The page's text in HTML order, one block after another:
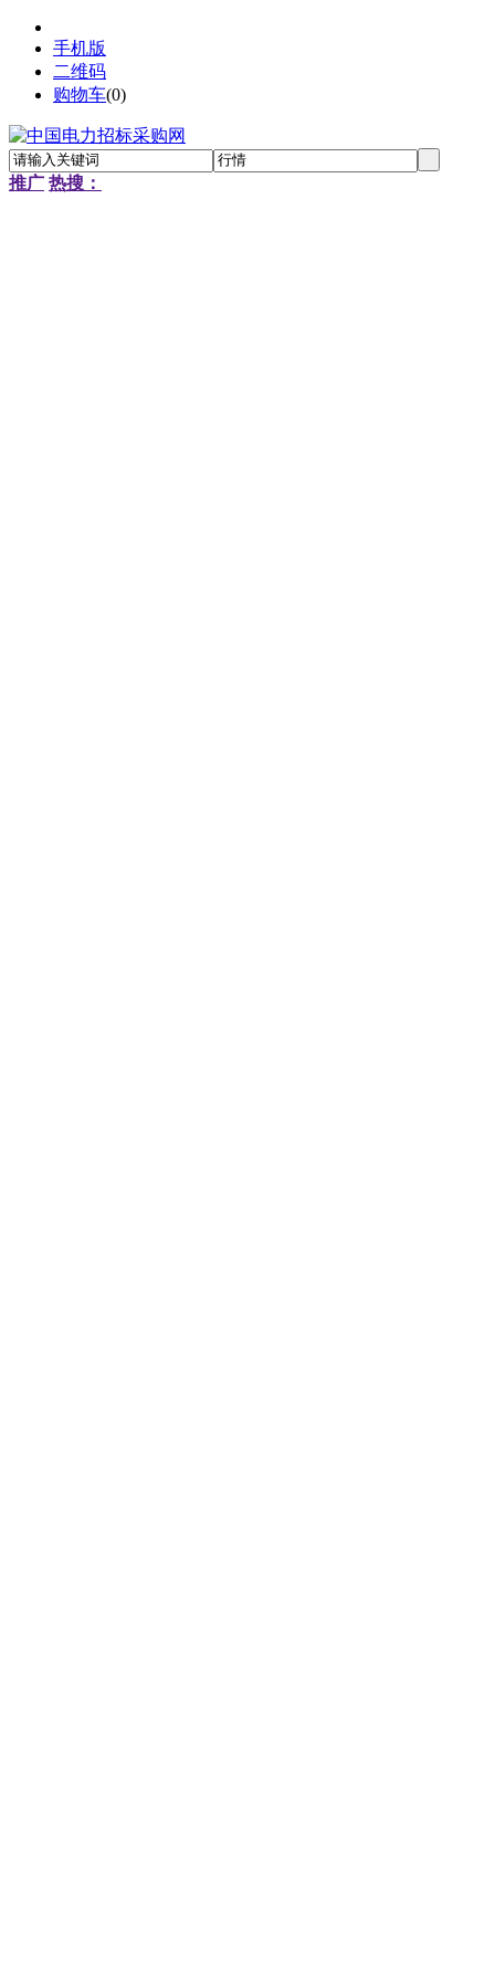
手机版
二维码
购物车(0)
推广 热搜：